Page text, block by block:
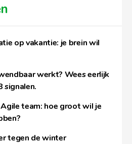
op vakantie: je brein wil
werkt? Wees eerlijk
signalen.
team: hoe groot wil je
tegen de winter